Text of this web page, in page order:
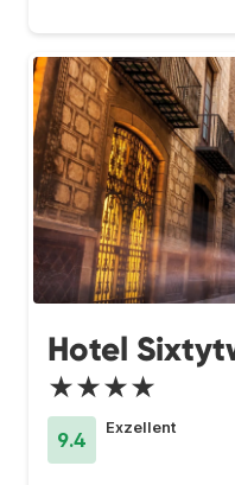
Hotel
★★★★
9.4
Exzellent